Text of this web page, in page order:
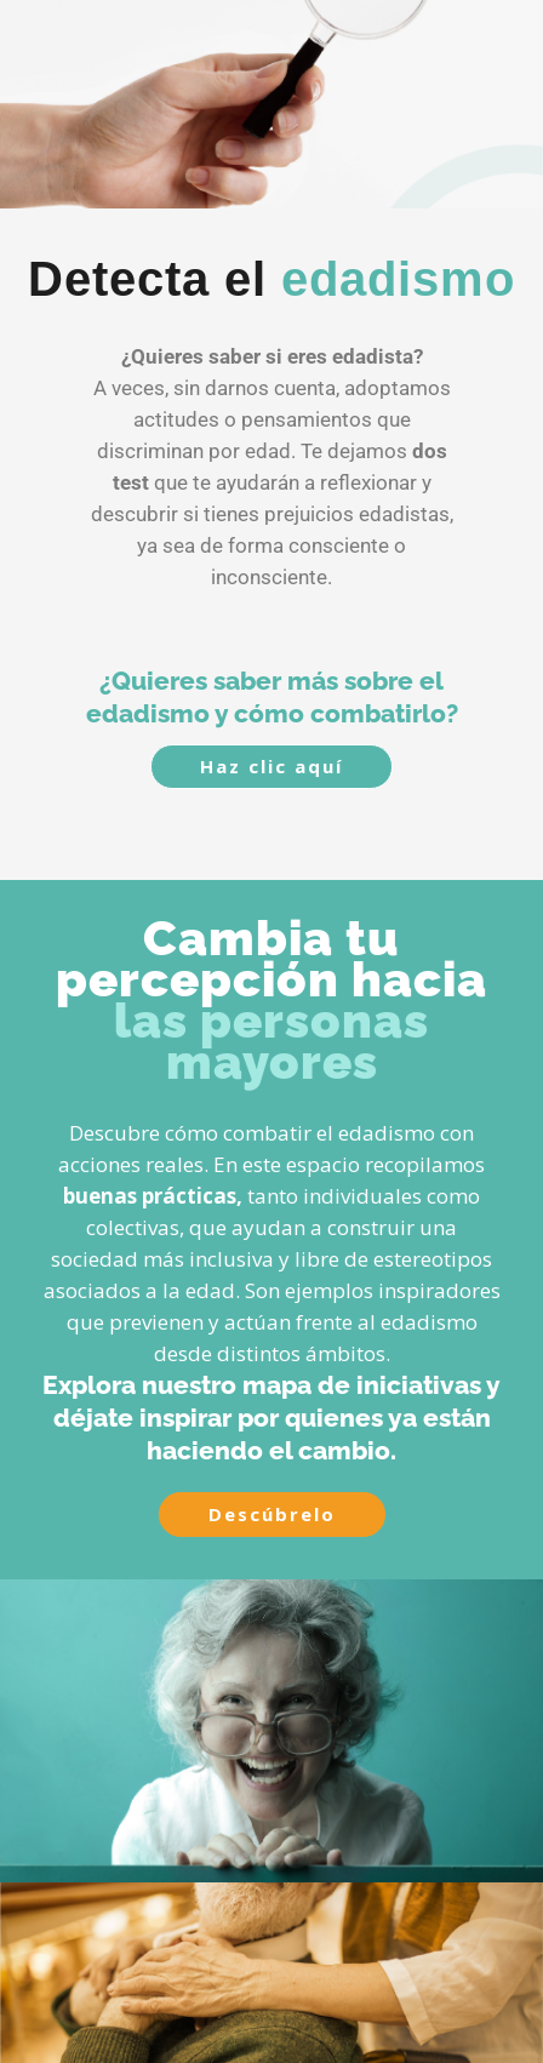
Detecta el edadismo
¿Quieres saber si eres edadista?
A veces, sin darnos cuenta, adoptamos
actitudes o pensamientos que
discriminan por edad. Te dejamos dos
testque te ayudarán a reflexionar y
descubrir si tienes prejuicios edadistas,
ya sea de forma consciente o
inconsciente.
¿Quieres saber más sobre el
edadismo y cómo combatirlo?
Haz clic aquí
Cambia tu
percepción hacia
las personas
mayores
Descubre cómo combatir el edadismo con
acciones reales. En este espacio recopilamos
buenas prácticas, tanto individuales como
colectivas, que ayudan a construir una
sociedad más inclusiva y libre de estereotipos
asociados a la edad. Son ejemplos inspiradores
que previenen y actúan frente al edadismo
desde distintos ámbitos.
Explora nuestro mapa de iniciativas y
déjate inspirar por quienes ya están
haciendo el cambio.
Descúbrelo